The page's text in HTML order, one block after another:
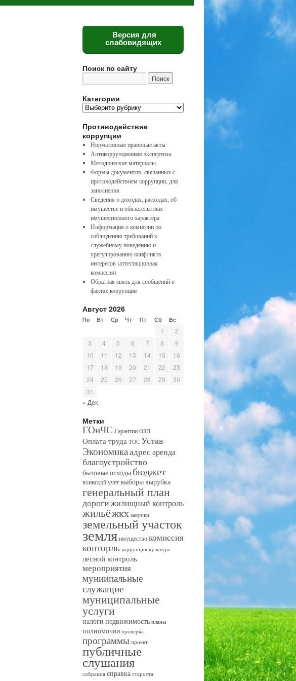
Версия для
слабовидящих
Поиск по сайту
Категории
Категории
Противодействие
коррупции
Нормативные правовые акты
Антикоррупционная экспертиза
Методические материалы
Формы документов, связанных с
противодействием коррупции, для
заполнения
Сведения о доходах, расходах, об
имуществе и обязательствах
имущественного характера
Информация о комиссии по
соблюдению требований к
служебному поведению и
урегулированию конфликта
интересов (аттестационная
комиссия)
Обратная связь для сообщений о
фактах коррупции
Август 2026
Пн Вт Ср Чт Пт Сб Вс
1
2
3
4 5 6 7 8
9
10
11 12 13 14 15
16
17
18 19 20 21 22
23
24
25 26 27 28 29
30
31
« Дек
Метки
ГОиЧС Гарантии ОЗП
Оплата труда ТОС Устав
Экономикаадресаренда
благоустройство
бытовые отходы бюджет
воинский учетвыборывырубка
генеральный план
дорогижилищный контроль
жильёжкх закупки
земельный участок
земляимуществокомиссия
конторль коррупция культура
лесной контроль
мероприятия
муниипальные
служащие
муниципальные
услуги
налоги недвижимость планы
полномочия проверка
программы проект
публичные
слушания
собрания справка староста